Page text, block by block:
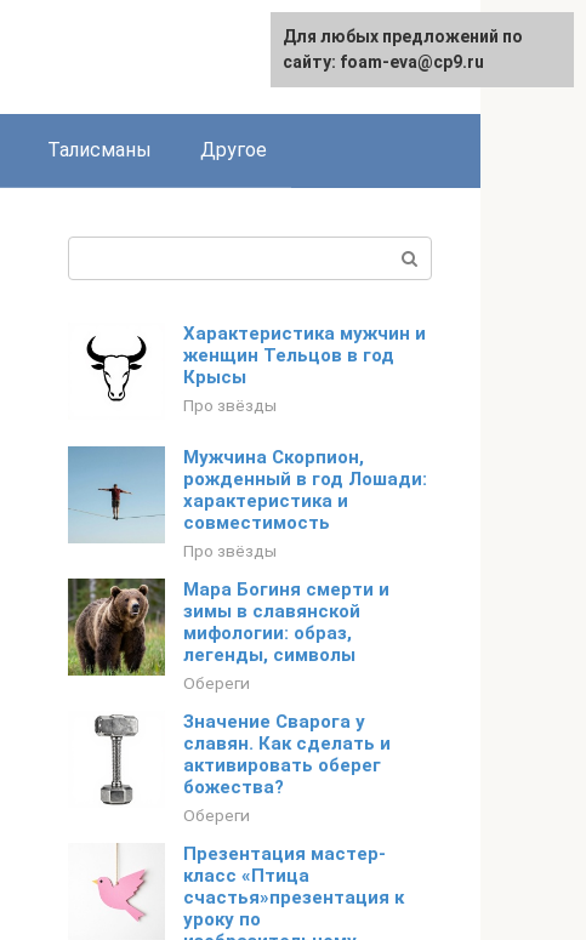
Талисманы Другое
Характеристика мужчин и
женщин Тельцов в год
Крысы
Про звёзды
Мужчина Скорпион,
рожденный в год Лошади:
характеристика и
совместимость
Про звёзды
Мара Богиня смерти и
зимы в славянской
мифологии: образ,
легенды, символы
Обереги
Значение Сварога у
славян. Как сделать и
активировать оберег
божества?
Обереги
Презентация мастер-
класс «Птица
счастья»презентация к
уроку по
Для любых предложений по
сайту: foam-eva@cp9.ru